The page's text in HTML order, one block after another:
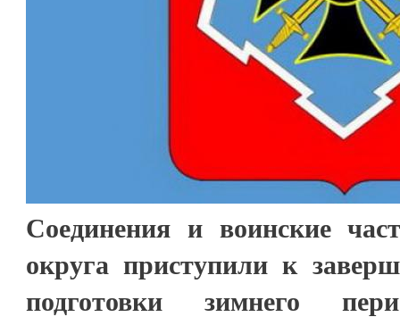
Соединения и воинские
округа приступили к
подготовки зимнего